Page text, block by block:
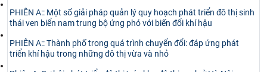
PHIÊN A:: Một số giải pháp quản lý quy hoạch phát triển đô thị sinh
thái ven biển nam trung bộ ứng phó với biến đổi khí hậu
PHIÊN A:: Thành phố trong quá trình chuyển đổi: đáp ứng phát
triển khí hậu trong những đô thị vừa và nhỏ